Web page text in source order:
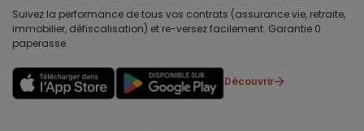
Suivez la performance de tous vos contrats (assurance vie, retraite,
immobilier, défiscalisation) et re-versez facilement. Garantie 0
paperasse.
Découvrir